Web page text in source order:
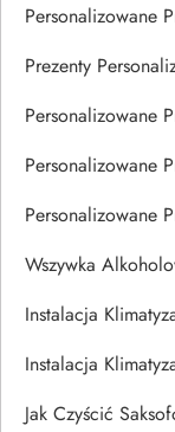
Personalizowane
Prezenty
Personalizowane
Personalizowane
Personalizowane
Wszywka
Instalacja
Instalacja
Jak Czyścić